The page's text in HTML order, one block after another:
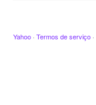
Yahoo · Termos de serviço ·